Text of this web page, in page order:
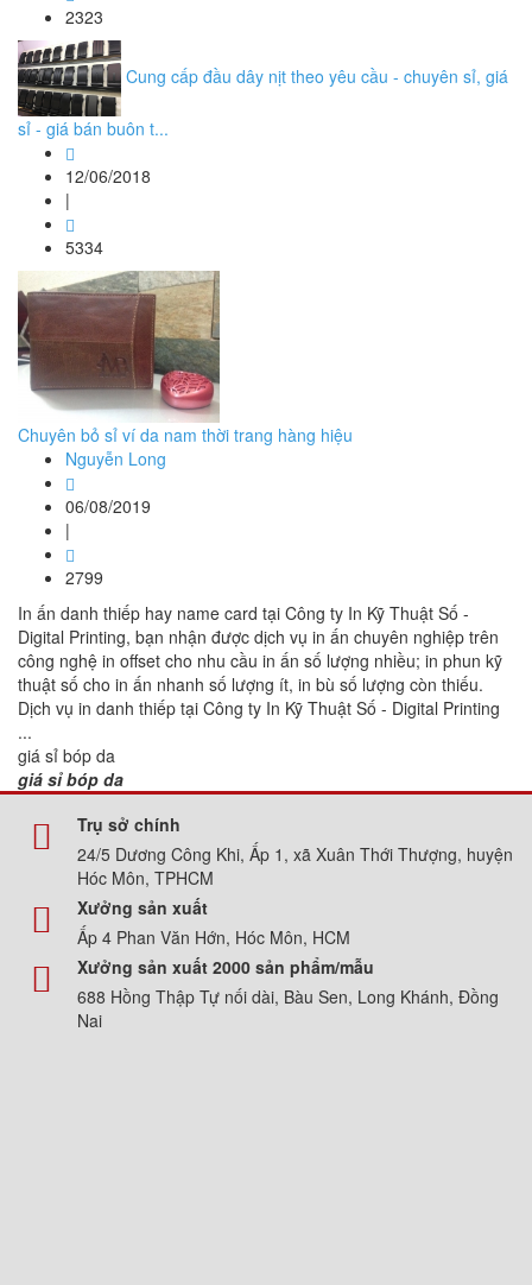
2323
Cung cấp đầu dây nịt theo yêu cầu - chuyên sỉ, giá
sỉ - giá bán buôn t...
12/06/2018
|
5334
Chuyên bỏ sỉ ví da nam thời trang hàng hiệu
Nguyễn Long
06/08/2019
|
2799
In ấn danh thiếp hay name card tại Công ty In Kỹ Thuật Số -
Digital Printing, bạn nhận được dịch vụ in ấn chuyên nghiệp trên
công nghệ in offset cho nhu cầu in ấn số lượng nhiều; in phun kỹ
thuật số cho in ấn nhanh số lượng ít, in bù số lượng còn thiếu.
Dịch vụ in danh thiếp tại Công ty In Kỹ Thuật Số - Digital Printing
...
giá sỉ bóp da
giá sỉ bóp da
Trụ sở chính
24/5 Dương Công Khi, Ấp 1, xã Xuân Thới Thượng, huyện
Hóc Môn, TPHCM
Xưởng sản xuất
Ấp 4 Phan Văn Hớn, Hóc Môn, HCM
Xưởng sản xuất 2000 sản phẩm/mẫu
688 Hồng Thập Tự nối dài, Bàu Sen, Long Khánh, Đồng
Nai